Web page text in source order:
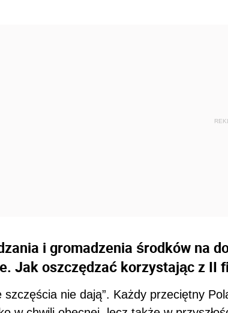
i gromadzenia środków na
Jak oszczędzać korzystając z II
szczęścia nie dają”. Każdy przeciętny